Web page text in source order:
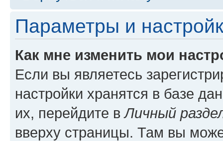
Параметры и
Как мне изменить мои
Если вы являетесь
настройки хранятся в базе
их, перейдите вЛичный
вверху страницы. Там вы